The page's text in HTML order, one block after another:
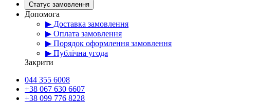
Статус замовлення
Допомога
▶ Доставка замовлення
▶ Оплата замовлення
▶ Порядок оформлення замовлення
▶ Публічна угода
Закрити
044 355 6008
+38 067 630 6607
+38 099 776 8228